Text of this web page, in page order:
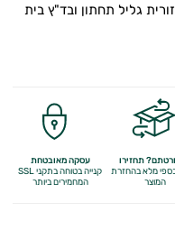
גליל תחתון ובד"ץ בית
תחזירו
מלאבהחזרת
המוצר
עסקה מאובטחת
קנייה בטוחה בתקני SSL
המחמירים ביותר